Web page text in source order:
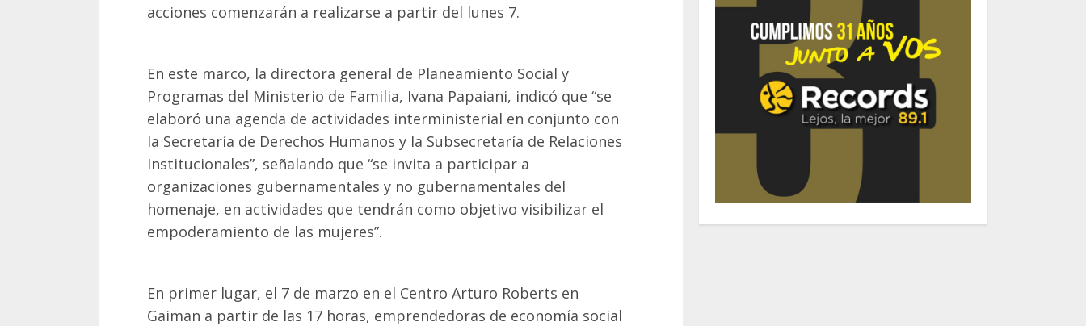
acciones comenzarán a realizarse a partir del lunes 7.
En este marco, la directora general de Planeamiento Social y
Programas del Ministerio de Familia, Ivana Papaiani, indicó que “se
elaboró una agenda de actividades interministerial en conjunto con
la Secretaría de Derechos Humanos y la Subsecretaría de Relaciones
Institucionales”, señalando que “se invita a participar a
organizaciones gubernamentales y no gubernamentales del
homenaje, en actividades que tendrán como objetivo visibilizar el
empoderamiento de las mujeres”.
En primer lugar, el 7 de marzo en el Centro Arturo Roberts en
Gaiman a partir de las 17 horas, emprendedoras de economía social